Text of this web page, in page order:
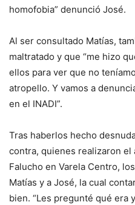
homofobia” denunció José.
Al ser consultado Matías,
maltratado y que “me hizo
ellos para ver que no
atropello. Y vamos a
en el INADI”.
Tras haberlos hecho
contra, quienes realizaron el
Falucho en Varela Centro,
Matías y a José, la cual
bien. “Les pregunté qué era